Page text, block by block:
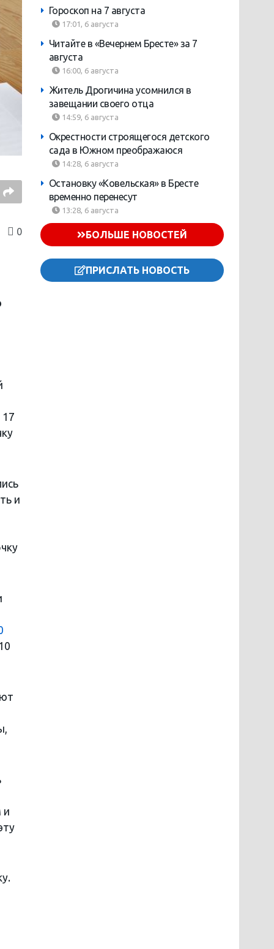
0
и
и
Гороскоп на 7 августа
17:01, 6 августа
Читайте в «Вечернем Бресте» за 7
августа
16:00, 6 августа
Житель Дрогичина усомнился в
завещании своего отца
14:59, 6 августа
Окрестности строящегося детского
сада в Южном преображаюся
14:28, 6 августа
Остановку «Ковельская» в Бресте
временно перенесут
13:28, 6 августа
БОЛЬШЕ НОВОСТЕЙ
ПРИСЛАТЬ НОВОСТЬ